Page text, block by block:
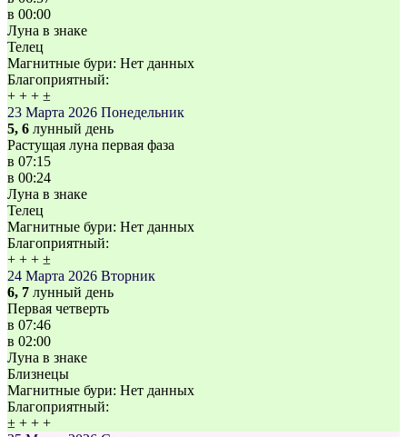
в 00:00
Луна в знаке
Телец
Магнитные бури: Нет данных
Благоприятный:
+ + + ±
23 Марта 2026 Понедельник
5, 6 лунный день
Растущая луна первая фаза
в 07:15
в 00:24
Луна в знаке
Телец
Магнитные бури: Нет данных
Благоприятный:
+ + + ±
24 Марта 2026 Вторник
6, 7 лунный день
Первая четверть
в 07:46
в 02:00
Луна в знаке
Близнецы
Магнитные бури: Нет данных
Благоприятный:
± + + +